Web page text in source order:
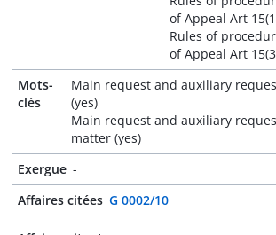
of Appeal Art
Rules of
of Appeal Art
Mots-
clés
Main request and auxiliary
(yes)
Main request and auxiliary
matter (yes)
Exergue -
Affaires citées G 0002/10